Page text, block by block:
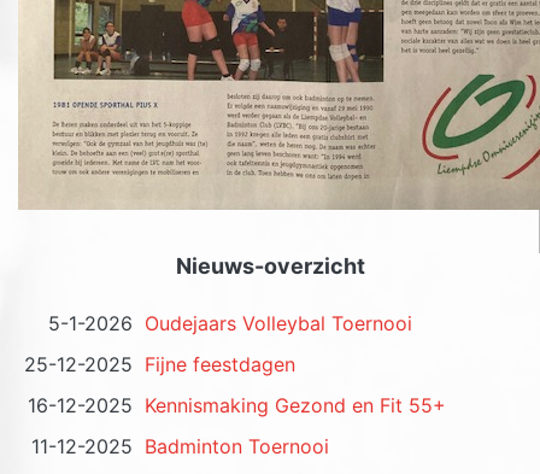
Nieuws-overzicht
5-1-2026 Oudejaars Volleybal Toernooi
25-12-2025 Fijne feestdagen
16-12-2025 Kennismaking Gezond en Fit 55+
11-12-2025 Badminton Toernooi